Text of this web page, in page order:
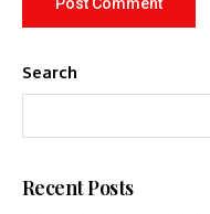
Search
Recent Posts